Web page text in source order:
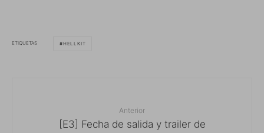
ETIQUETAS HELLKIT
Anterior
[E3] Fecha de salida y trailer de